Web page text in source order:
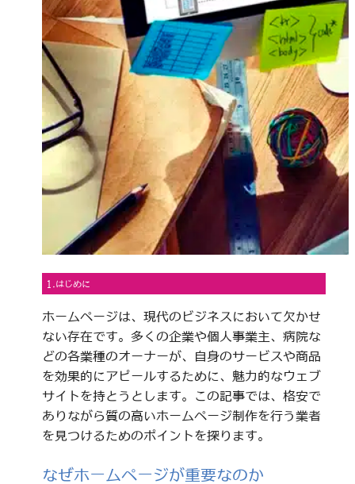
1.はじめに
ホームページは、現代のビジネスにおいて欠かせ
ない存在です。多くの企業や個人事業主、病院な
どの各業種のオーナーが、自身のサービスや商品
を効果的にアピールするために、魅力的なウェブ
サイトを持とうとします。この記事では、格安で
ありながら質の高いホームページ制作を行う業者
を見つけるためのポイントを探ります。
なぜホームページが重要なのか